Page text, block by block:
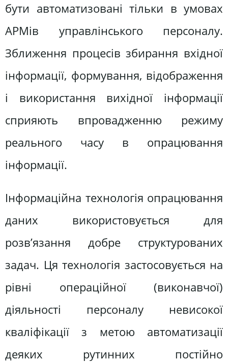
бути автоматизовані тільки в умовах
АРМів управлінського персоналу.
Зближення процесів збирання вхідної
інформації, формування, відображення
і використання вихідної інформації
сприяють впровадженню режиму
реального часу в опрацювання
інформації.
Інформаційна технологія опрацювання
даних використовується для
розв’язання добре структурованих
задач. Ця технологія застосовується на
рівні операційної (виконавчої)
діяльності персоналу невисокої
кваліфікації з метою автоматизації
деяких рутинних постійно